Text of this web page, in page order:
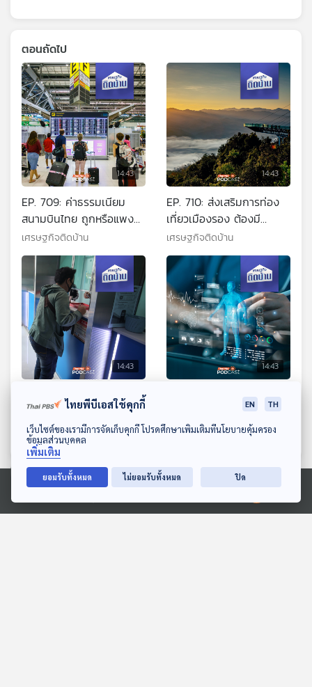
ดาวน์โหลด Thai PBS Podcast Application
Ⓒ 2020 องค์การกระจายเสียงและแพร่ภาพสาธารณะแห่งประเทศไทย
ตอนถัดไป
14:43
EP. 709: ค่าธรรมเนียม
สนามบินไทย ถูกหรือแพง
เกินไป
เศรษฐกิจติดบ้าน
14:43
EP. 710: ส่งเสริมการท่อง
เที่ยวเมืองรอง ต้องมี
กลยุทธ์อะไร ?
เศรษฐกิจติดบ้าน
14:43
EP. 711: เรื่องอะไรที่จำเป็น
ต้องรู้ก่อนใช้บริการ "โรงรับ
จำนำ"
เศรษฐกิจติดบ้าน
14:43
EP. 712: เพิ่มประสิทธิภาพ
การรักษาพยาบาลด้วยการ
แพทย์แม่นยำ
เศรษฐกิจติดบ้าน
ตอนที่เกี่ยวข้อง
ไทยพีบีเอสใช้คุกกี้ EN TH
เว็บไซต์ของเรามีการจัดเก็บคุกกี้ โปรดศึกษาเพิ่มเติมที่นโยบายคุ้มครอง
ข้อมูลส่วนบุคคล
เพิ่มเติม
ยอมรับทั้งหมด ไม่ยอมรับทั้งหมด ปิด